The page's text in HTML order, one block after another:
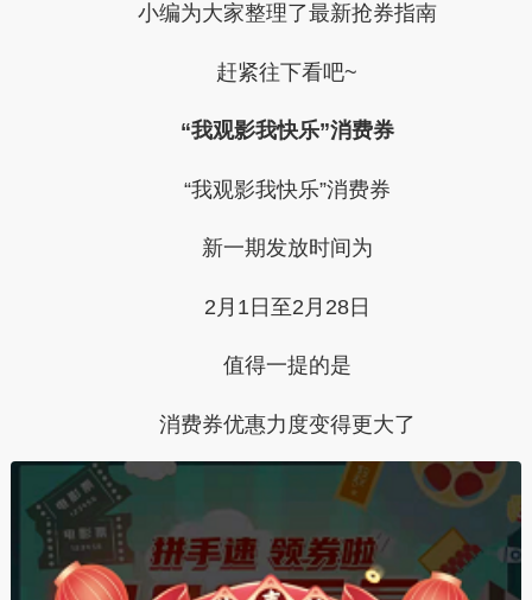
小编为大家整理了最新抢券指南
赶紧往下看吧~
“我观影我快乐”消费券
“我观影我快乐”消费券
新一期发放时间为
2月1日至2月28日
值得一提的是
消费券优惠力度变得更大了